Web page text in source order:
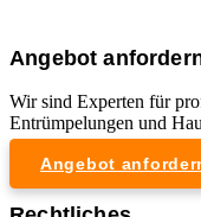
Angebot
Wir sind Experten für
Entrümpelungen und
Angebot